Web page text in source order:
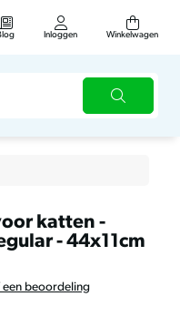
Inloggen Winkelwagen
katten -
- 44x11cm
een beoordeling